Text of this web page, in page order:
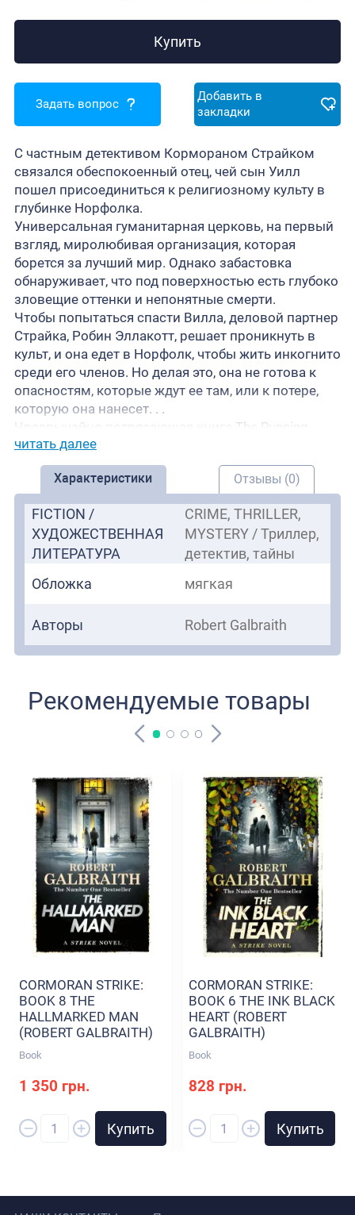
Купить
Задать вопрос
Добавить в
закладки
С частным детективом Кормораном Страйком
связался обеспокоенный отец, чей сын Уилл
пошел присоединиться к религиозному культу в
глубинке Норфолка.
Универсальная гуманитарная церковь, на первый
взгляд, миролюбивая организация, которая
борется за лучший мир. Однако забастовка
обнаруживает, что под поверхностью есть глубоко
зловещие оттенки и непонятные смерти.
Чтобы попытаться спасти Вилла, деловой партнер
Страйка, Робин Эллакотт, решает проникнуть в
культ, и она едет в Норфолк, чтобы жить инкогнито
среди его членов. Но делая это, она не готова к
опасностям, которые ждут ее там, или к потере,
которую она нанесет. . .
Чрезвычайно потрясающая книга The Running
Grave развивает историю Страйка и Робин в этой
эпической, незабываемой седьмой части серии.
читать далее
Характеристики Отзывы (0)
FICTION /
ХУДОЖЕСТВЕННАЯ
ЛИТЕРАТУРА
CRIME, THRILLER,
MYSTERY / Триллер,
детектив, тайны
Обложка
мягкая
Авторы Robert Galbraith
Рекомендуемые товары
CORMORAN STRIKE:
BOOK 8 THE
HALLMARKED MAN
(ROBERT GALBRAITH)
Book
1 350 грн.
– + Купить
CORMORAN STRIKE:
BOOK 6 THE INK BLACK
HEART (ROBERT
GALBRAITH)
Book
828 грн.
– + Купить